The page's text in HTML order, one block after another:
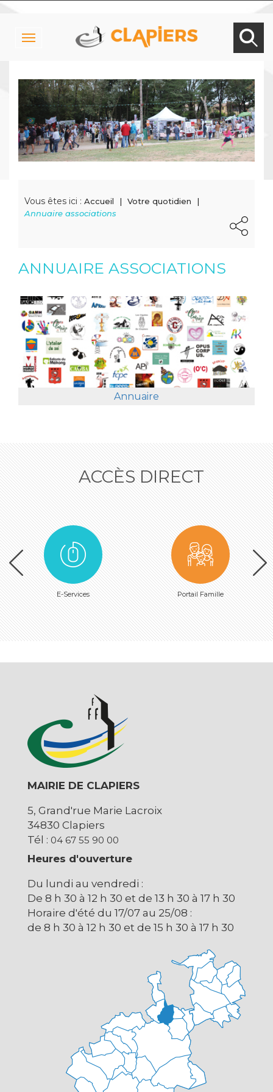
Toggle
Vous êtes ici : Accueil
Votre quotidien
Annuaire associations
ANNUAIRE ASSOCIATIONS
Annuaire
ACCÈS DIRECT
E-Services Portail Famille
MAIRIE DE CLAPIERS
5, Grand'rue Marie Lacroix
34830 Clapiers
Tél : 04 67 55 90 00
Heures d'ouverture
Du lundi au vendredi :
De 8 h 30 à 12 h 30 et de 13 h 30 à 17 h 30
Horaire d'été du 17/07 au 25/08 :
de 8 h 30 à 12 h 30 et de 15 h 30 à 17 h 30